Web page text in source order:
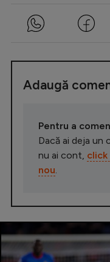
Adaugă
Pentru a
Dacă ai deja un
nu ai cont, click
nou